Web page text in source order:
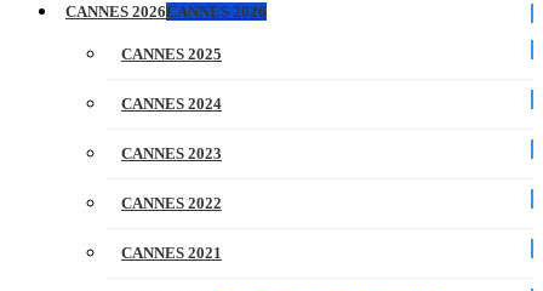
CANNES 2026CANNES 2026
CANNES 2025
CANNES 2024
CANNES 2023
CANNES 2022
CANNES 2021